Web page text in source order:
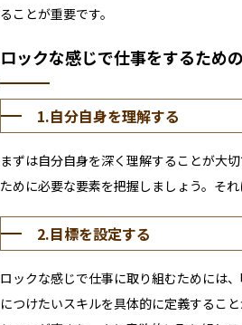
ることが重要です。
ロックな感じで仕事をするため
1.自分自身を理解する
まずは自分自身を深く理解することが大
ために必要な要素を把握しましょう。そ
2.目標を設定する
ロックな感じで仕事に取り組むためには
につけたいスキルを具体的に定義するこ